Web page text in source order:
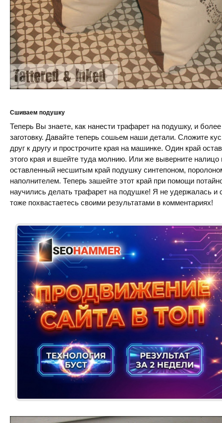
Сшиваем подушку
Теперь Вы знаете, как нанести трафарет на подушку, и
заготовку. Давайте теперь сошьем наши детали. Сложите
друг к другу и прострочите края на машинке. Один край
этого края и вшейте туда молнию. Или же выверните налицо
оставленный несшитым край подушку синтепоном,
наполнителем. Теперь зашейте этот край при помощи
научились делать трафарет на подушке! Я не удержалась
тоже похвастаетесь своими результатами в комментариях!